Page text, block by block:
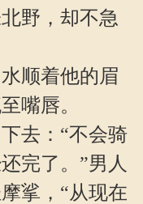
野，却不急
顺着他的眉
嘴唇。
去：“不会骑
完了。”男人
挲，“从现在